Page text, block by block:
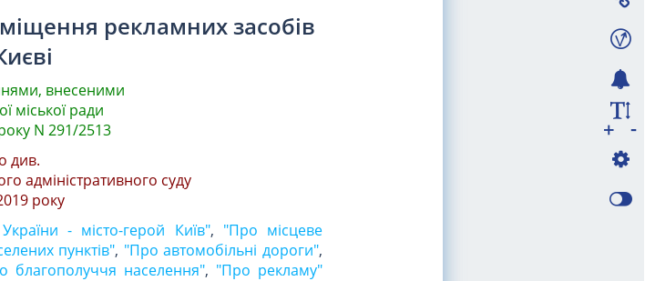
рекламних засобів
внесеними
міської ради
N 291/2513
див.
адміністративного суду
року
- місто-герой Київ", "Про місцеве
пунктів", "Про автомобільні дороги",
благополуччя населення", "Про рекламу"
-
+